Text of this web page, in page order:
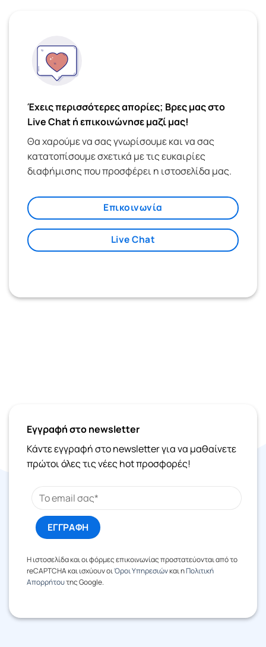
Έχεις περισσότερες απορίες; Βρες μας στο
Live Chat ή επικοινώνησε μαζί μας!
Θα χαρούμε να σας γνωρίσουμε και να σας
κατατοπίσουμε σχετικά με τις ευκαιρίες
διαφήμισης που προσφέρει η ιστοσελίδα μας.
Επικοινωνία
Live Chat
Εγγραφή στο newsletter
Κάντε εγγραφή στο newsletter για να μαθαίνετε
πρώτοι όλες τις νέες hot προσφορές!
Η ιστοσελίδα και οι φόρμες επικοινωνίας προστατεύονται από το
reCAPTCHA και ισχύουν οιΌροι Υπηρεσιώνκαι ηΠολιτική
Απορρήτουτης Google.